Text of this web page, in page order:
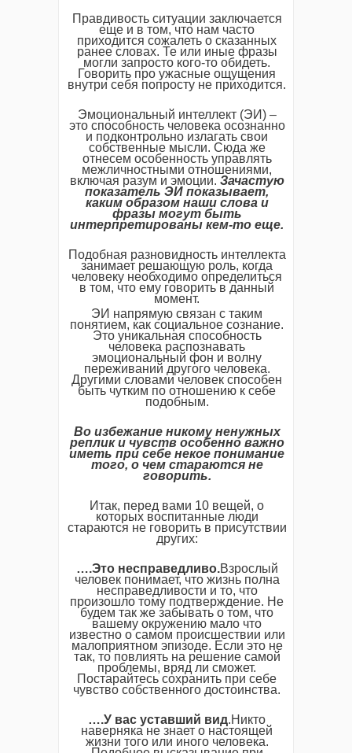
Правдивость ситуации заключается
еще и в том, что нам часто
приходится сожалеть о сказанных
ранее словах. Те или иные фразы
могли запросто кого-то обидеть.
Говорить про ужасные ощущения
внутри себя попросту не приходится.
Эмоциональный интеллект (ЭИ) –
это способность человека осознанно
и подконтрольно излагать свои
собственные мысли. Сюда же
отнесем особенность управлять
межличностными отношениями,
включая разум и эмоции. Зачастую
показатель ЭИ показывает,
каким образом наши слова и
фразы могут быть
интерпретированы кем-то еще.
Подобная разновидность интеллекта
занимает решающую роль, когда
человеку необходимо определиться
в том, что ему говорить в данный
момент.
ЭИ напрямую связан с таким
понятием, как социальное сознание.
Это уникальная способность
человека распознавать
эмоциональный фон и волну
переживаний другого человека.
Другими словами человек способен
быть чутким по отношению к себе
подобным.
Во избежание никому ненужных
реплик и чувств особенно важно
иметь при себе некое понимание
того, о чем стараются не
говорить.
Итак, перед вами 10 вещей, о
которых воспитанные люди
стараются не говорить в присутствии
других:
….Это несправедливо.Взрослый
человек понимает, что жизнь полна
несправедливости и то, что
произошло тому подтверждение. Не
будем так же забывать о том, что
вашему окружению мало что
известно о самом происшествии или
малоприятном эпизоде. Если это не
так, то повлиять на решение самой
проблемы, вряд ли сможет.
Постарайтесь сохранить при себе
чувство собственного достоинства.
….У вас уставший вид.Никто
наверняка не знает о настоящей
жизни того или иного человека.